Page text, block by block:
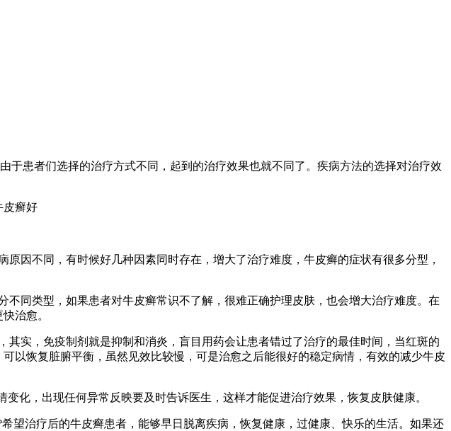
患者们选择的治疗方式不同，起到的治疗效果也就不同了。疾病方法的选择对治疗效
因不同，有时候好几种因素同时存在，增大了治疗难度，牛皮癣的症状有很多分型，
同类型，如果患者对牛皮癣常识不了解，很难正确护理皮肤，也会增大治疗难度。在
治愈。
实，免疫制剂就是抑制和消炎，盲目用药会让患者错过了治疗的最佳时间，当红斑的
以恢复脏腑平衡，虽然见效比较慢，可是治愈之后能很好的稳定病情，有效的减少牛皮
化，出现任何异常反映要及时告诉医生，这样才能促进治疗效果，恢复皮肤健康。
望治疗后的牛皮癣患者，能够早日脱离疾病，恢复健康，过健康、快乐的生活。如果还